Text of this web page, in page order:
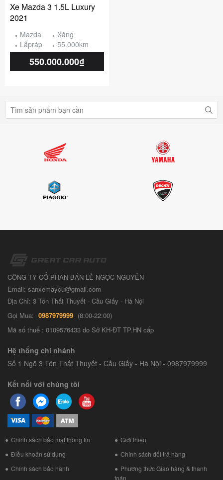
Xe Mazda 3 1.5L Luxury
2021
Mazda
Xăng
Lắpráp
55.000km
550.000.000₫
CÔNG TY CỔ PHẦN BÁN LẺ NGỌC NGUYỄN
Email: sanxemaycu@gmail.com
Địa Chỉ: 3 Tôn Thất Thuyết - Cầu Giấy - Hà Nội
Gọi Mua: 0987979999 (8:00-22:00)
Mã số thuế : 0109576433 do Sở KH-ĐT TP.HN cấp
Hệ thống chi nhánh
Số 1 Ngõ 3 Tôn Thất Thuyết - Cầu Giấy - Hà Nội - 0987979999
Kết nối với chúng tôi
Chính sách bảo mật thông tin
Giới thiệu
Điều khoản sử dụng
Chính sách đổi trả hàng
Chính sách bảo hành
Phương thức Giao hàng & thanh
toán